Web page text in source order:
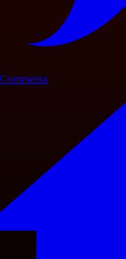
Commenta